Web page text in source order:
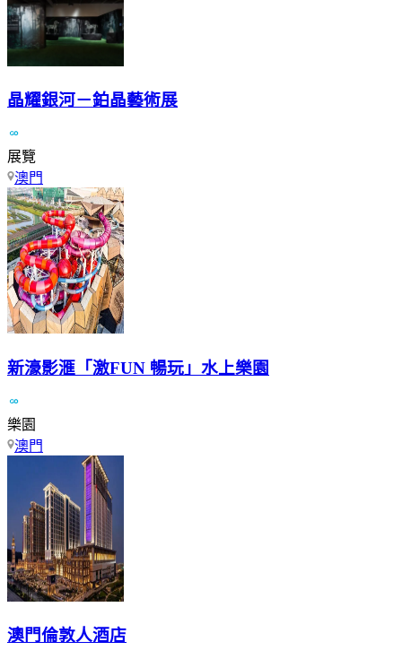
晶耀銀河－鉑晶藝術展
展覽
澳門
新濠影滙「激FUN 暢玩」水上樂園
樂園
澳門
澳門倫敦人酒店